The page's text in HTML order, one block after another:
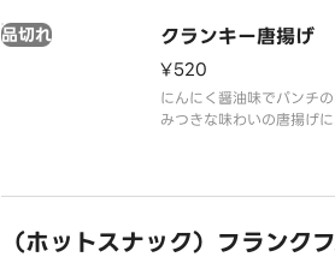
クランキー唐揚げ
品切れ
¥520
にんにく醤油味でパンチ
みつきな味わいの唐揚げ
（ホットスナック）フランク